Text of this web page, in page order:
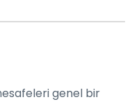
genel bir